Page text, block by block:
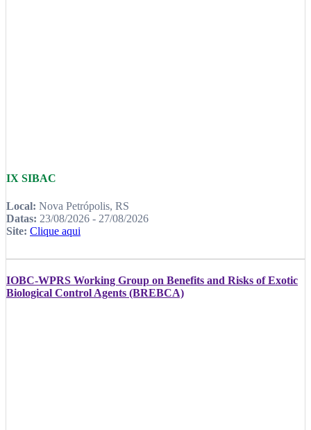
IX SIBAC
Local: Nova Petrópolis, RS
Datas: 23/08/2026 - 27/08/2026
Site: Clique aqui
IOBC-WPRS Working Group on Benefits and Risks of Exotic
Biological Control Agents (BREBCA)